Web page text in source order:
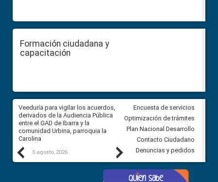
Formación ciudadana y
capacitación
Previous
Veeduría para vigilar los acuerdos,
derivados de la Audiencia Pública
entre el GAD de Ibarra y la
comunidad Urbina, parroquia la
Carolina
5 agosto, 2026
CPCCS convoca a Veeduría
Ciudadana para vigilar el
en la Universidad de Cuenca
5 agosto, 2026
Next
Encuesta de servicios
Optimización de trámites
Plan Nacional Desarrollo
Contacto Ciudadano
Denuncias y pedidos